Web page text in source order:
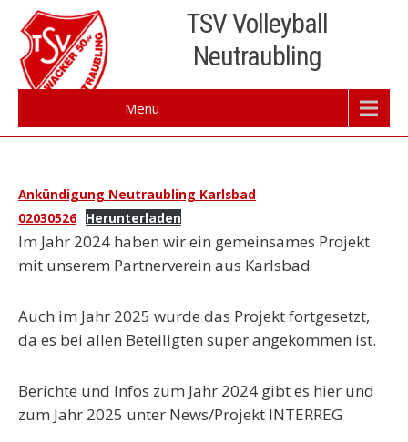
content
TSV Volleyball
Neutraubling
Menu
Ankündigung Neutraubling Karlsbad
02030526 Herunterladen
Im Jahr 2024 haben wir ein gemeinsames Projekt
mit unserem Partnerverein aus Karlsbad
Auch im Jahr 2025 wurde das Projekt fortgesetzt,
da es bei allen Beteiligten super angekommen ist.
Berichte und Infos zum Jahr 2024 gibt es hier und
zum Jahr 2025 unter News/Projekt INTERREG